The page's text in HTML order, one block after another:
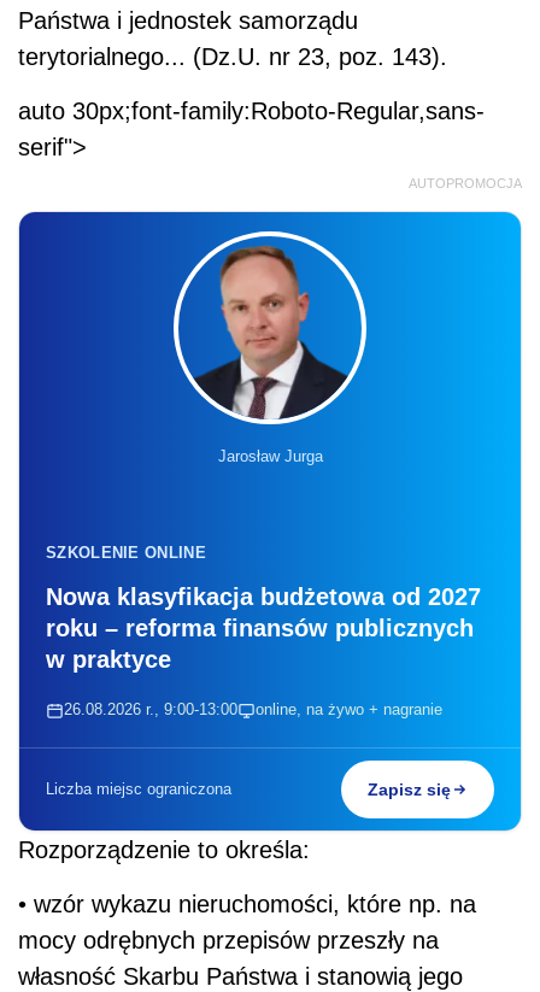
Państwa i jednostek samorządu
terytorialnego... (Dz.U. nr 23, poz. 143).
auto 30px;font-family:Roboto-Regular,sans-
serif">
AUTOPROMOCJA
Jarosław Jurga
SZKOLENIE ONLINE
Nowa klasyfikacja budżetowa od 2027
roku – reforma finansów publicznych
w praktyce
26.08.2026 r., 9:00-13:00 online, na żywo + nagranie
Liczba miejsc ograniczona Zapisz się
Rozporządzenie to określa:
• wzór wykazu nieruchomości, które np. na
mocy odrębnych przepisów przeszły na
własność Skarbu Państwa i stanowią jego